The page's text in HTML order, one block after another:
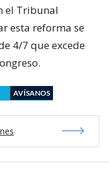
el Tribunal
esta reforma se
4/7 que excede
AVÍSANOS